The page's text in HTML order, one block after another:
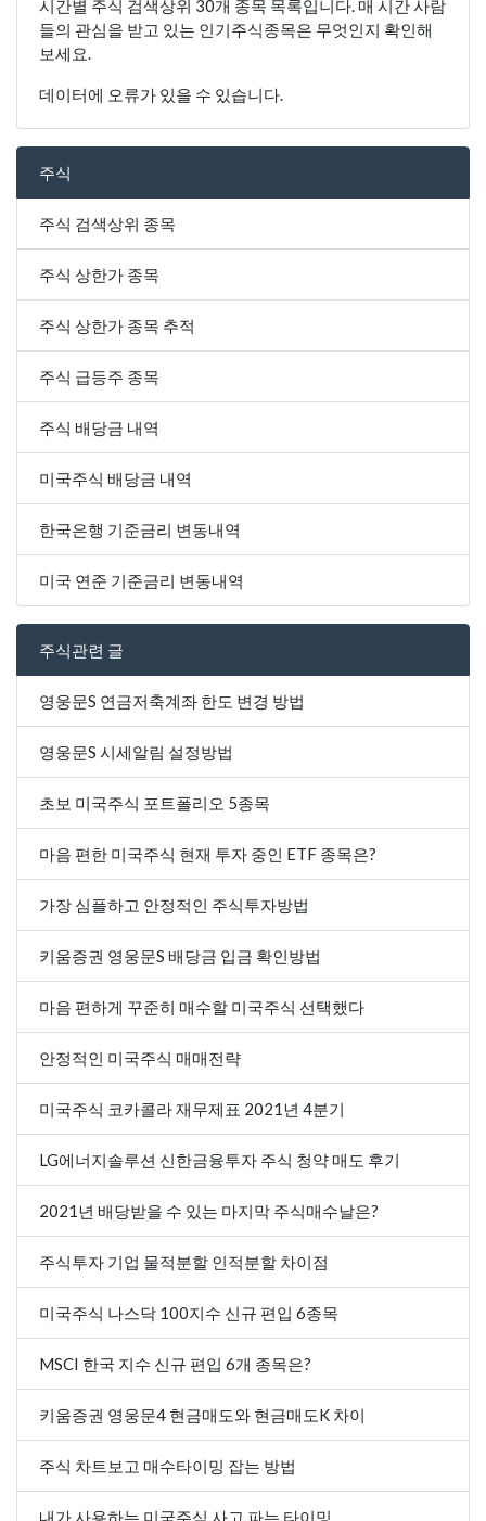
시간별 주식 검색상위 30개 종목 목록입니다. 매 시간 사람
들의 관심을 받고 있는 인기주식종목은 무엇인지 확인해
보세요.
데이터에 오류가 있을 수 있습니다.
주식
주식 검색상위 종목
주식 상한가 종목
주식 상한가 종목 추적
주식 급등주 종목
주식 배당금 내역
미국주식 배당금 내역
한국은행 기준금리 변동내역
미국 연준 기준금리 변동내역
주식관련 글
영웅문S 연금저축계좌 한도 변경 방법
영웅문S 시세알림 설정방법
초보 미국주식 포트폴리오 5종목
마음 편한 미국주식 현재 투자 중인 ETF 종목은?
가장 심플하고 안정적인 주식투자방법
키움증권 영웅문S 배당금 입금 확인방법
마음 편하게 꾸준히 매수할 미국주식 선택했다
안정적인 미국주식 매매전략
미국주식 코카콜라 재무제표 2021년 4분기
LG에너지솔루션 신한금융투자 주식 청약 매도 후기
2021년 배당받을 수 있는 마지막 주식매수날은?
주식투자 기업 물적분할 인적분할 차이점
미국주식 나스닥 100지수 신규 편입 6종목
MSCI 한국 지수 신규 편입 6개 종목은?
키움증권 영웅문4 현금매도와 현금매도K 차이
주식 차트보고 매수타이밍 잡는 방법
내가 사용하는 미국주식 사고 파는 타이밍